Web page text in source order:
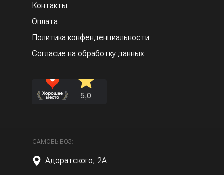
Согласие на обработку данных
Политика конфенденциальности
САМОВЫВОЗ:
Оплата
Контакты
Адоратского, 2А